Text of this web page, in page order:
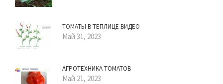
ТОМАТЫ В ТЕПЛИЦЕ ВИДЕО
Май 31, 2023
АГРОТЕХНИКА ТОМАТОВ
Май 21, 2023